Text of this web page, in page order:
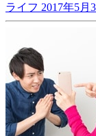
ライフ 2017年5月